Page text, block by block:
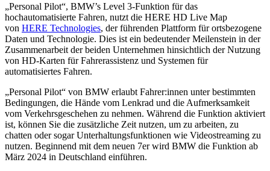
„Personal Pilot“, BMW’s Level 3-Funktion für das
hochautomatisierte Fahren, nutzt die HERE HD Live Map
von HERE Technologies, der führenden Plattform für ortsbezogene
Daten und Technologie. Dies ist ein bedeutender Meilenstein in der
Zusammenarbeit der beiden Unternehmen hinsichtlich der Nutzung
von HD-Karten für Fahrerassistenz und Systemen für
automatisiertes Fahren.
„Personal Pilot“ von BMW erlaubt Fahrer:innen unter bestimmten
Bedingungen, die Hände vom Lenkrad und die Aufmerksamkeit
vom Verkehrsgeschehen zu nehmen. Während die Funktion aktiviert
ist, können Sie die zusätzliche Zeit nutzen, um zu arbeiten, zu
chatten oder sogar Unterhaltungsfunktionen wie Videostreaming zu
nutzen. Beginnend mit dem neuen 7er wird BMW die Funktion ab
März 2024 in Deutschland einführen.